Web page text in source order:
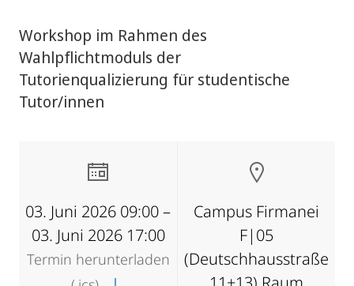
Workshop im Rahmen des
Wahlpflichtmoduls der
Tutorienqualizierung für studentische
Tutor/innen
03. Juni 2026 09:00 –
03. Juni 2026 17:00
Termin herunterladen
Campus Firmanei
F|05
(Deutschhausstraße